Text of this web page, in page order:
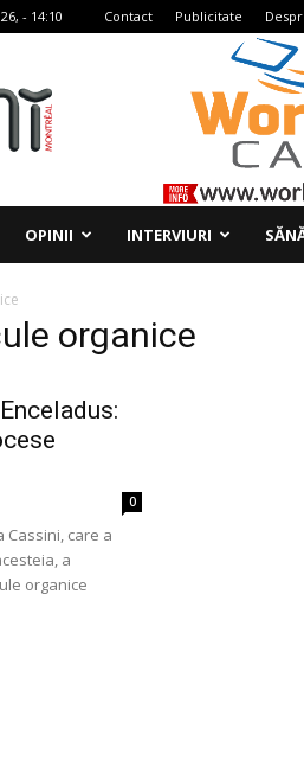
- 14:10 Contact Publicitate
OPINII INTERVIURI
organice
0
care a
a
organice